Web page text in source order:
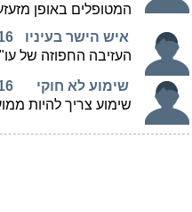
המטופלים באופן
איש הישר בעיניו
העזיבה החפוזה של
שימוע לא חוקי
שימוע צריך להיות